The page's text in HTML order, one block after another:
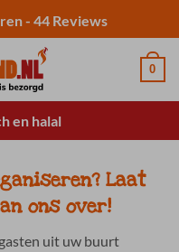
- 44Reviews
0
en halal
Laat
ons over!
uit uw buurt